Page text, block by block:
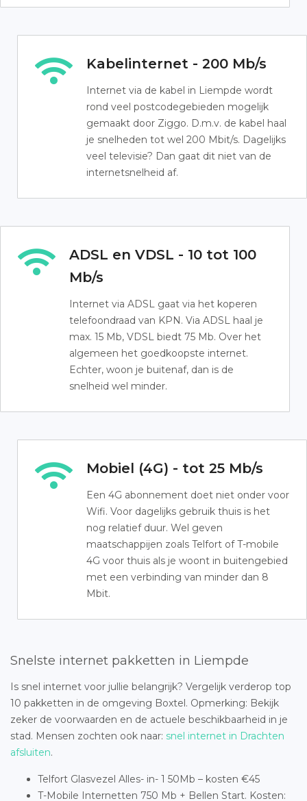
Kabelinternet - 200 Mb/s
Internet via de kabel in Liempde wordt
rond veel postcodegebieden mogelijk
gemaakt door Ziggo. D.m.v. de kabel haal
je snelheden tot wel 200 Mbit/s. Dagelijks
veel televisie? Dan gaat dit niet van de
internetsnelheid af.
ADSL en VDSL - 10 tot 100
Mb/s
Internet via ADSL gaat via het koperen
telefoondraad van KPN. Via ADSL haal je
max. 15 Mb, VDSL biedt 75 Mb. Over het
algemeen het goedkoopste internet.
Echter, woon je buitenaf, dan is de
snelheid wel minder.
Mobiel (4G) - tot 25 Mb/s
Een 4G abonnement doet niet onder voor
Wifi. Voor dagelijks gebruik thuis is het
nog relatief duur. Wel geven
maatschappijen zoals Telfort of T-mobile
4G voor thuis als je woont in buitengebied
met een verbinding van minder dan 8
Mbit.
Snelste internet pakketten in Liempde
Is snel internet voor jullie belangrijk? Vergelijk verderop top
10 pakketten in de omgeving Boxtel. Opmerking: Bekijk
zeker de voorwaarden en de actuele beschikbaarheid in je
stad. Mensen zochten ook naar: snel internet in Drachten
afsluiten.
Telfort Glasvezel Alles- in- 1 50Mb – kosten €45
T-Mobile Internetten 750 Mb + Bellen Start. Kosten: